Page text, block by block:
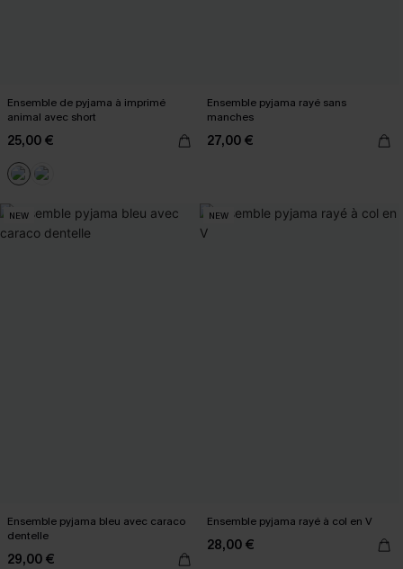
Ensemble de pyjama à imprimé
animal avec short
25,00 €
Ensemble pyjama rayé sans
manches
27,00 €
NEW
Ensemble pyjama bleu avec caraco
dentelle
29,00 €
NEW
Ensemble pyjama rayé à col en V
28,00 €